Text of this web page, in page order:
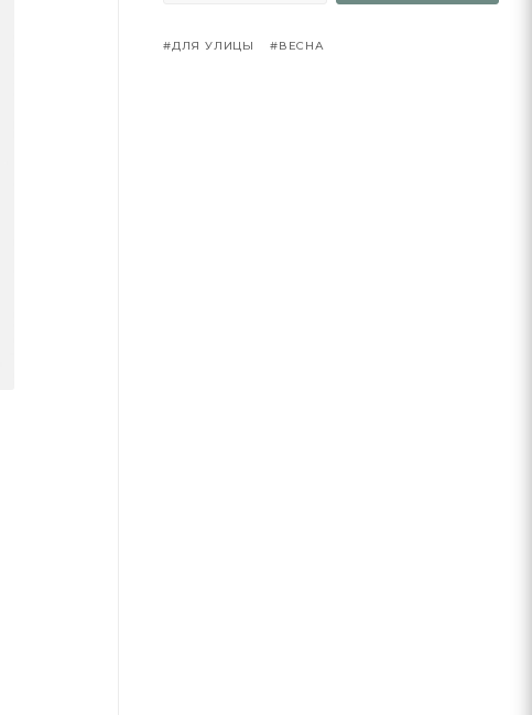
#ДЛЯ УЛИЦЫ #ВЕСНА